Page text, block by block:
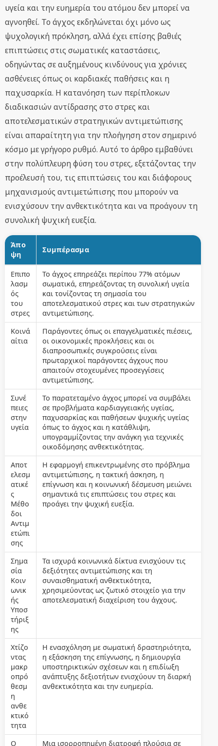
υγεία και την ευημερία του ατόμου δεν μπορεί να
αγνοηθεί. Το άγχος εκδηλώνεται όχι μόνο ως
ψυχολογική πρόκληση, αλλά έχει επίσης βαθιές
επιπτώσεις στις σωματικές καταστάσεις,
οδηγώντας σε αυξημένους κινδύνους για χρόνιες
ασθένειες όπως οι καρδιακές παθήσεις και η
παχυσαρκία. Η κατανόηση των περίπλοκων
διαδικασιών αντίδρασης στο στρες και
αποτελεσματικών στρατηγικών αντιμετώπισης
είναι απαραίτητη για την πλοήγηση στον σημερινό
κόσμο με γρήγορο ρυθμό. Αυτό το άρθρο εμβαθύνει
στην πολύπλευρη φύση του στρες, εξετάζοντας την
προέλευσή του, τις επιπτώσεις του και διάφορους
μηχανισμούς αντιμετώπισης που μπορούν να
ενισχύσουν την ανθεκτικότητα και να προάγουν τη
συνολική ψυχική ευεξία.
Άπο
ψη
Συμπέρασμα
Επιπο
λασμ
ός
του
στρες
Το άγχος επηρεάζει περίπου 77% ατόμων
σωματικά, επηρεάζοντας τη συνολική υγεία
και τονίζοντας τη σημασία του
αποτελεσματικού στρες και των στρατηγικών
αντιμετώπισης.
Κοινά
αίτια
Παράγοντες όπως οι επαγγελματικές πιέσεις,
οι οικονομικές προκλήσεις και οι
διαπροσωπικές συγκρούσεις είναι
πρωταρχικοί παράγοντες άγχους που
απαιτούν στοχευμένες προσεγγίσεις
αντιμετώπισης.
Συνέ
πειες
στην
υγεία
Το παρατεταμένο άγχος μπορεί να συμβάλει
σε προβλήματα καρδιαγγειακής υγείας,
παχυσαρκίας και παθήσεων ψυχικής υγείας
όπως το άγχος και η κατάθλιψη,
υπογραμμίζοντας την ανάγκη για τεχνικές
οικοδόμησης ανθεκτικότητας.
Αποτ
ελεσμ
ατικέ
ς
Μέθο
δοι
Αντιμ
ετώπι
σης
Η εφαρμογή επικεντρωμένης στο πρόβλημα
αντιμετώπισης, η τακτική άσκηση, η
επίγνωση και η κοινωνική δέσμευση μειώνει
σημαντικά τις επιπτώσεις του στρες και
προάγει την ψυχική ευεξία.
Σημα
σία
Κοιν
ωνικ
ής
Υποσ
τήριξ
ης
Τα ισχυρά κοινωνικά δίκτυα ενισχύουν τις
δεξιότητες αντιμετώπισης και τη
συναισθηματική ανθεκτικότητα,
χρησιμεύοντας ως ζωτικό στοιχείο για την
αποτελεσματική διαχείριση του άγχους.
Χτίζο
ντας
μακρ
οπρό
θεσμ
η
ανθε
κτικό
τητα
Η ενασχόληση με σωματική δραστηριότητα,
η εξάσκηση της επίγνωσης, η δημιουργία
υποστηρικτικών σχέσεων και η επιδίωξη
ανάπτυξης δεξιοτήτων ενισχύουν τη διαρκή
ανθεκτικότητα και την ευημερία.
Ο Μια ισορροπημένη διατροφή πλούσια σε